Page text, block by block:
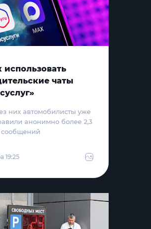
использовать
чаты
них автомобилисты уже
анонимно более 2,3
19:25